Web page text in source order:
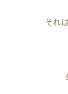
それ